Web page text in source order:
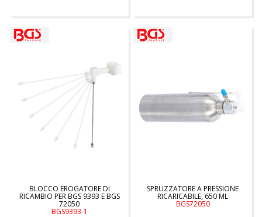
BLOCCO EROGATORE DI
RICAMBIO PER BGS 9393 E BGS
72050
BGS9393-1
SPRUZZATORE A PRESSIONE
RICARICABILE, 650 ML
BGS72050